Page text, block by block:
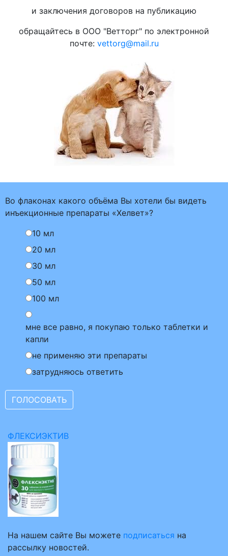
и заключения договоров на публикацию
обращайтесь в ООО "Ветторг" по электронной
почте: vettorg@mail.ru
Во флаконах какого объёма Вы хотели бы видеть
инъекционные препараты «Хелвет»?
10 мл
20 мл
30 мл
50 мл
100 мл
мне все равно, я покупаю только таблетки и
капли
не применяю эти препараты
затрудняюсь ответить
ФЛЕКСИЭКТИВ
На нашем сайте Вы можете подписаться на
рассылку новостей.